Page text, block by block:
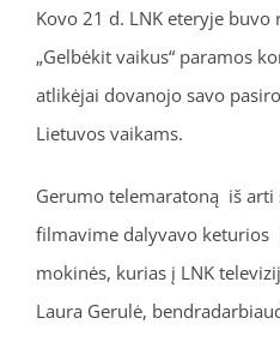
Kovo 21 d. LNK eteryje
„Gelbėkit vaikus“ paramos
atlikėjai dovanojo savo
Lietuvos vaikams.
Gerumo telemaratoną iš
filmavime dalyvavo keturios
mokinės, kurias į LNK
Laura Gerulė,